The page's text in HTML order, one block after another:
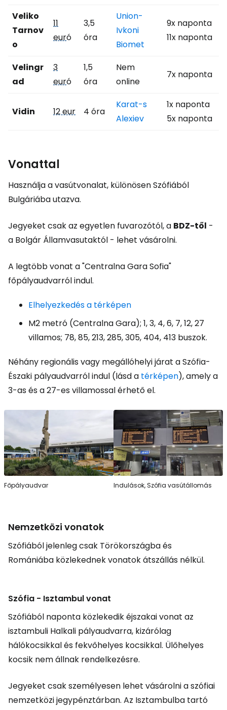
Veliko
Tarnov
o
11
euró
3,5
óra
Union-
Ivkoni
Biomet
9x naponta
11x naponta
Velingr
ad
3
euró
1,5
óra
Nem
online
7x naponta
Vidin 12 eur 4 óra
Karat-s
Alexiev
1x naponta
5x naponta
Vonattal
Használja a vasútvonalat, különösen Szófiából
Bulgáriába utazva.
Jegyeket csak az egyetlen fuvarozótól, a BDZ-től -
a Bolgár Államvasutaktól - lehet vásárolni.
A legtöbb vonat a "Centralna Gara Sofia"
főpályaudvarról indul.
Elhelyezkedés a térképen
M2 metró (Centralna Gara); 1, 3, 4, 6, 7, 12, 27
villamos; 78, 85, 213, 285, 305, 404, 413 buszok.
Néhány regionális vagy megállóhelyi járat a Szófia-
Északi pályaudvarról indul (lásd a térképen), amely a
3-as és a 27-es villamossal érhető el.
Főpályaudvar Indulások, Szófia vasútállomás
Nemzetközi vonatok
Szófiából jelenleg csak Törökországba és
Romániába közlekednek vonatok átszállás nélkül.
Szófia - Isztambul vonat
Szófiából naponta közlekedik éjszakai vonat az
isztambuli Halkali pályaudvarra, kizárólag
hálókocsikkal és fekvőhelyes kocsikkal. Ülőhelyes
kocsik nem állnak rendelkezésre.
Jegyeket csak személyesen lehet vásárolni a szófiai
nemzetközi jegypénztárban. Az Isztambulba tartó